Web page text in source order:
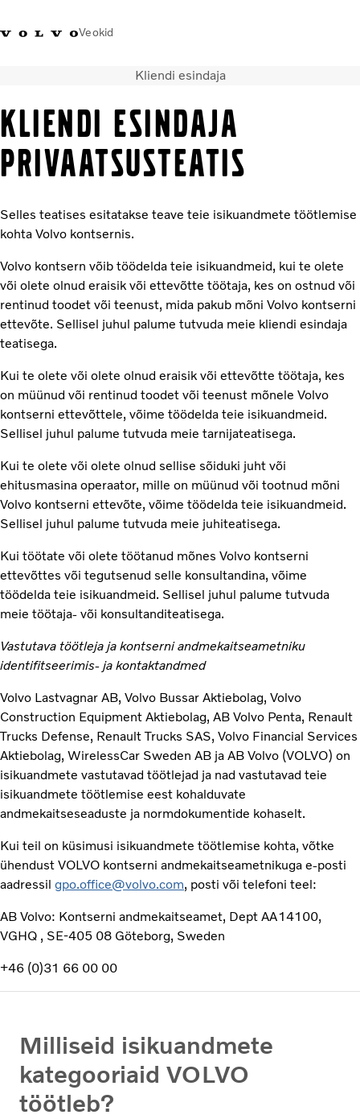
Veokid
Volvo Action
Volvo Merchandise
Transpordilahendused
Veokid
KONTAKTID & ESINDUSED
Uudised
Kampaaniad
Kliendi esindaja
KLIENDI ESINDAJA
PRIVAATSUSTEATIS
Selles teatises esitatakse teave teie isikuandmete töötlemise
kohta Volvo kontsernis.
Volvo kontsern võib töödelda teie isikuandmeid, kui te olete
või olete olnud eraisik või ettevõtte töötaja, kes on ostnud või
rentinud toodet või teenust, mida pakub mõni Volvo kontserni
ettevõte. Sellisel juhul palume tutvuda meie kliendi esindaja
teatisega.
Kui te olete või olete olnud eraisik või ettevõtte töötaja, kes
on müünud või rentinud toodet või teenust mõnele Volvo
kontserni ettevõttele, võime töödelda teie isikuandmeid.
Sellisel juhul palume tutvuda meie tarnijateatisega.
Kui te olete või olete olnud sellise sõiduki juht või
ehitusmasina operaator, mille on müünud või tootnud mõni
Volvo kontserni ettevõte, võime töödelda teie isikuandmeid.
Sellisel juhul palume tutvuda meie juhiteatisega.
Kui töötate või olete töötanud mõnes Volvo kontserni
ettevõttes või tegutsenud selle konsultandina, võime
töödelda teie isikuandmeid. Sellisel juhul palume tutvuda
meie töötaja- või konsultanditeatisega.
Vastutava töötleja ja kontserni andmekaitseametniku
identifitseerimis- ja kontaktandmed
Volvo Lastvagnar AB, Volvo Bussar Aktiebolag, Volvo
Construction Equipment Aktiebolag, AB Volvo Penta, Renault
Trucks Defense, Renault Trucks SAS, Volvo Financial Services
Aktiebolag, WirelessCar Sweden AB ja AB Volvo (VOLVO) on
isikuandmete vastutavad töötlejad ja nad vastutavad teie
isikuandmete töötlemise eest kohalduvate
andmekaitseseaduste ja normdokumentide kohaselt.
Kui teil on küsimusi isikuandmete töötlemise kohta, võtke
ühendust VOLVO kontserni andmekaitseametnikuga e-posti
aadressil gpo.office@volvo.com, posti või telefoni teel:
AB Volvo: Kontserni andmekaitseamet, Dept AA14100,
VGHQ , SE-405 08 Göteborg, Sweden
+46 (0)31 66 00 00
Milliseid isikuandmete
kategooriaid VOLVO
töötleb?